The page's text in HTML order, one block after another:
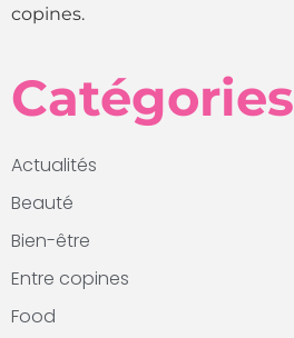
copines.
Catégories
Actualités
Beauté
Bien-être
Entre copines
Food